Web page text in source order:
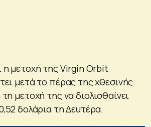
η μετοχή της Virgin Orbit
μετά το πέρας της χθεσινής
μετοχή της να διολισθαίνει
δολάρια τη Δευτέρα.